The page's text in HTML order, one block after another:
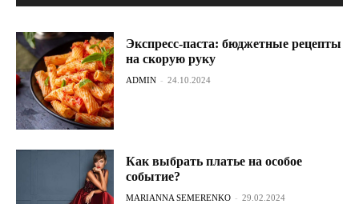
Экспресс-паста: бюджетные рецепты
на скорую руку
ADMIN - 24.10.2024
Как выбрать платье на особое
событие?
MARIANNA SEMERENKO - 29.02.2024